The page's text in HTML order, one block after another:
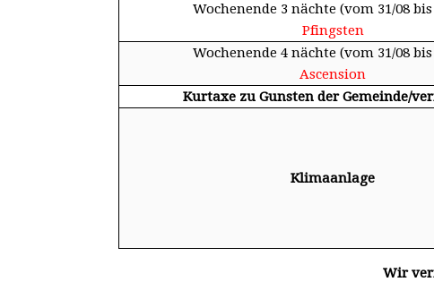
Wochenende 3 nächte (vom 31/08 bis
Pfingsten
Wochenende 4 nächte (vom 31/08 bis
Ascension
Kurtaxe zu Gunsten der Gemeinde/
Klimaanlage
Wir